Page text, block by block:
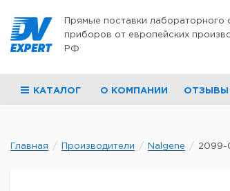
Прямые поставки лабораторного
приборов от европейских
РФ
КАТАЛОГ О КОМПАНИИ ОТЗЫВЫ
Главная Производители Nalgene 2099-